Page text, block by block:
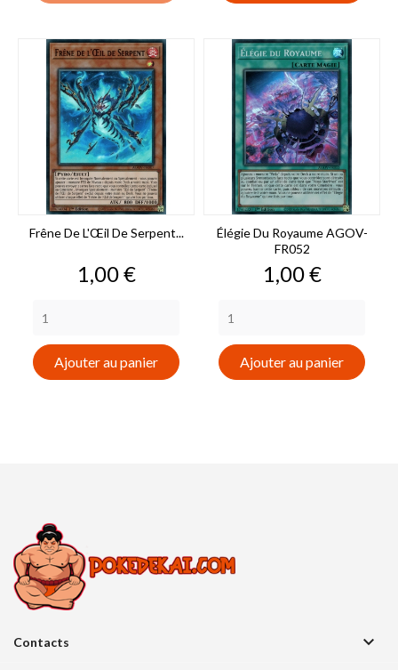
Frêne De L'Œil De Serpent...
Prix
1,00 €
Ajouter au panier
Élégie Du Royaume AGOV-
FR052
Prix
1,00 €
Ajouter au panier
Contacts 